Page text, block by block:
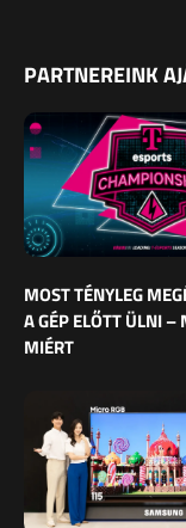
PARTNEREINK
MOST TÉNYLEG
A GÉP ELŐTT ÜLNI –
MIÉRT